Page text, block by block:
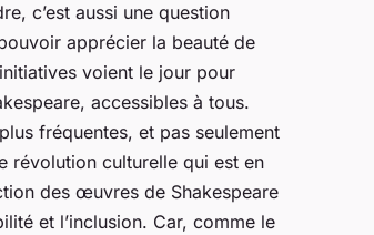
c’est aussi une question
apprécier la beauté de
voient le jour pour
accessibles à tous.
fréquentes, et pas seulement
révolution culturelle qui est en
des œuvres de Shakespeare
et l’inclusion. Car, comme le